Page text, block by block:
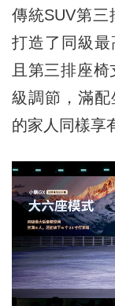
傳統SUV第三
打造了同級最
且第三排座
級調節，滿
的家人同樣享